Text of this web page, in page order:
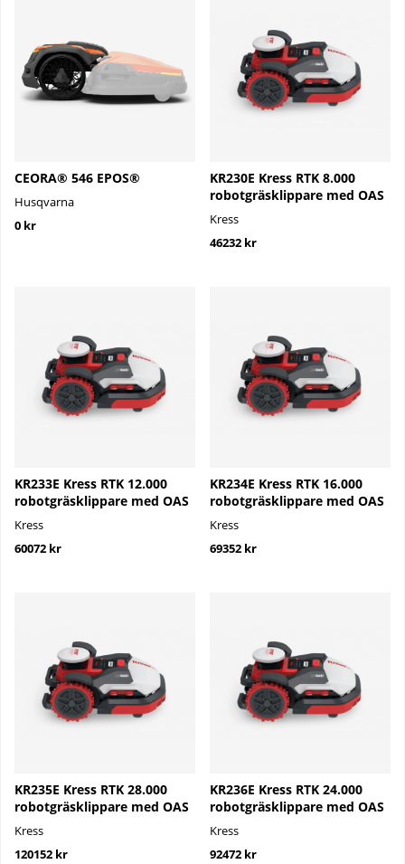
CEORA® 546 EPOS®
Husqvarna
0 kr
KR230E Kress RTK 8.000
robotgräsklippare med OAS
Kress
46232 kr
KR233E Kress RTK 12.000
robotgräsklippare med OAS
Kress
60072 kr
KR234E Kress RTK 16.000
robotgräsklippare med OAS
Kress
69352 kr
KR235E Kress RTK 28.000
robotgräsklippare med OAS
Kress
120152 kr
KR236E Kress RTK 24.000
robotgräsklippare med OAS
Kress
92472 kr